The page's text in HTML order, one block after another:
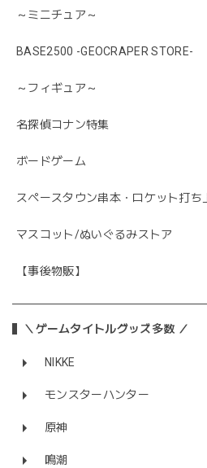
～ミニチュア～
BASE2500 -GEOCRAPER STORE-
～フィギュア～
名探偵コナン特集
ボードゲーム
スペースタウン串本・ロケット打ち
マスコット/ぬいぐるみストア
【事後物販】
＼ゲームタイトルグッズ多数 ／
NIKKE
モンスターハンター
原神
鳴潮